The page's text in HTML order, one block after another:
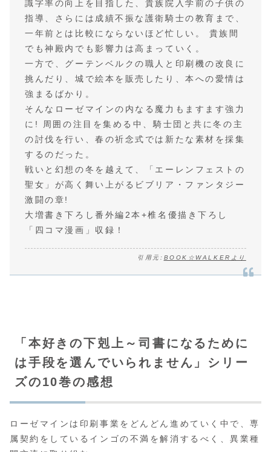
識字率の向上を目指した、貴族院入学前の子供の
指導、さらには成績不振な護衛騎士の教育まで、
一年前とは比較にならないほど忙しい。 貴族間
でも神殿内でも影響力は高まっていく。
一方で、グーテンベルクの職人と印刷機の改良に
挑んだり、城で絵本を販売したり、本への愛情は
強まるばかり。
そんなローゼマインの内なる魔力もますます強力
に! 周囲の注目を集める中、騎士団と共に冬の主
の討伐を行い、春の祈念式では新たな素材を採集
するのだった。
戦いと幻想の冬を越えて、「エーレンフェストの
聖女」が高く舞い上がるビブリア・ファンタジー
激闘の章!
大増書き下ろし番外編2本+椎名優描き下ろし
「四コマ漫画」収録！
引用元: BOOK☆WALKERより
「本好きの下剋上～司書になるために
は手段を選んでいられません」シリー
ズの10巻の感想
ローゼマインは印刷事業をどんどん進めていく中で、専
属契約をしているインゴの不満を解消するべく、異業種